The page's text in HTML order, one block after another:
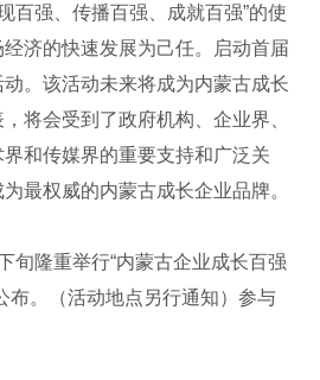
百强、传播百强、成就百强”的使
济的快速发展为己任。启动首届
。该活动未来将成为内蒙古成长
将会受到了政府机构、企业界、
和传媒界的重要支持和广泛关
最权威的内蒙古成长企业品牌。
旬隆重举行“内蒙古企业成长百强
布。（活动地点另行通知）参与